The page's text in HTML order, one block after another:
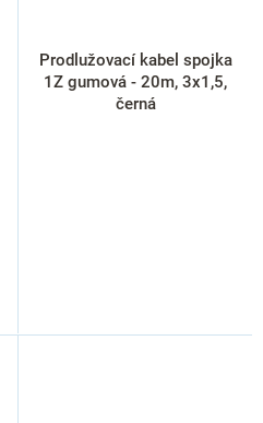
Prodlužovací kabel spojka
1Z gumová - 20m, 3x1,5,
černá